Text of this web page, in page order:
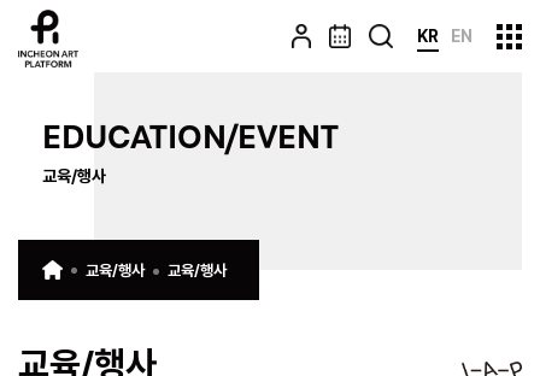
KR EN
EDUCATION/EVENT
교육/행사
교육/행사 교육/행사
교육/행사